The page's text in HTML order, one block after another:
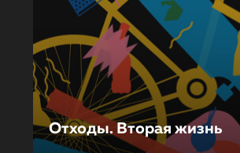
Отходы. Вторая жизнь